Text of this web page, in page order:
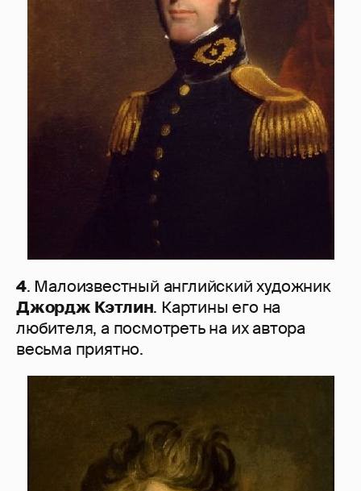
4. Малоизвестный английский художник
Джордж Кэтлин. Картины его на
любителя, а посмотреть на их автора
весьма приятно.